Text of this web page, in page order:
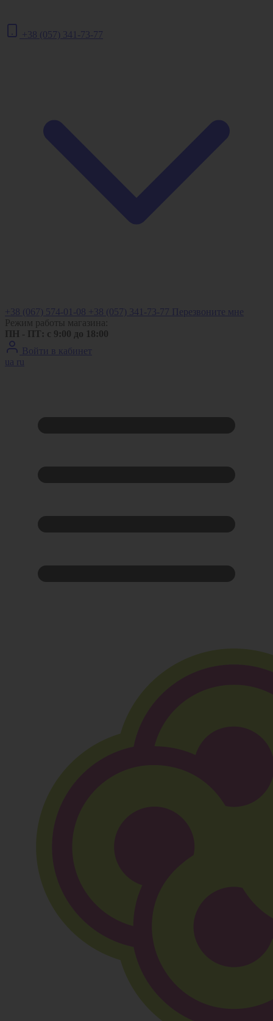
+38 (057) 341-73-77
+38 (067) 574-01-08 +38 (057) 341-73-77 Перезвоните мне
Режим работы магазина:
ПН - ПТ: с 9:00 до 18:00
Войти в кабинет
ua
ru